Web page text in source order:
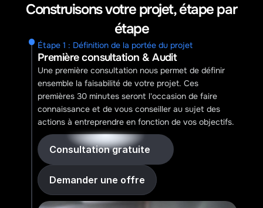
Construisons votre projet, étape par
étape
Étape 1 : Définition de la portée du projet
Première consultation & Audit
Une première consultation nous permet de définir
ensemble la faisabilité de votre projet. Ces
premières 30 minutes seront l'occasion de faire
connaissance et de vous conseiller au sujet des
actions à entreprendre en fonction de vos objectifs.
Consultation gratuite
Demander une offre